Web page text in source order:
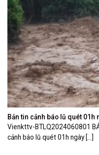
Bản tin cảnh báo lũ quét 01h
Vienkttv-BTLQ2024060801
cảnh báo lũ quét 01h ngày [...]